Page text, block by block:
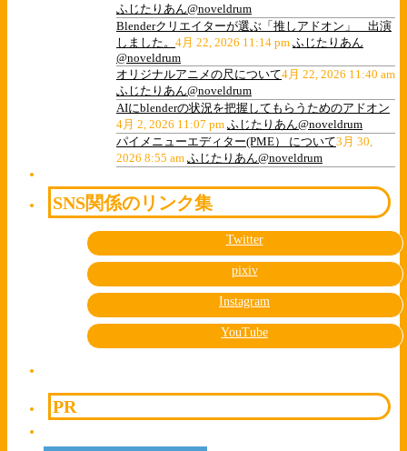
ふじたりあん@noveldrum
Blenderクリエイターが選ぶ「推しアドオン」 出演
しました。 4月 22, 2026 11:14 pm ふじたりあん
@noveldrum
オリジナルアニメの尺について4月 22, 2026 11:40 am
ふじたりあん@noveldrum
AIにblenderの状況を把握してもらうためのアドオン
4月 2, 2026 11:07 pm ふじたりあん@noveldrum
パイメニューエディター(PME） について3月 30,
2026 8:55 am ふじたりあん@noveldrum
SNS関係のリンク集
Twitter
pixiv
Instagram
YouTube
PR